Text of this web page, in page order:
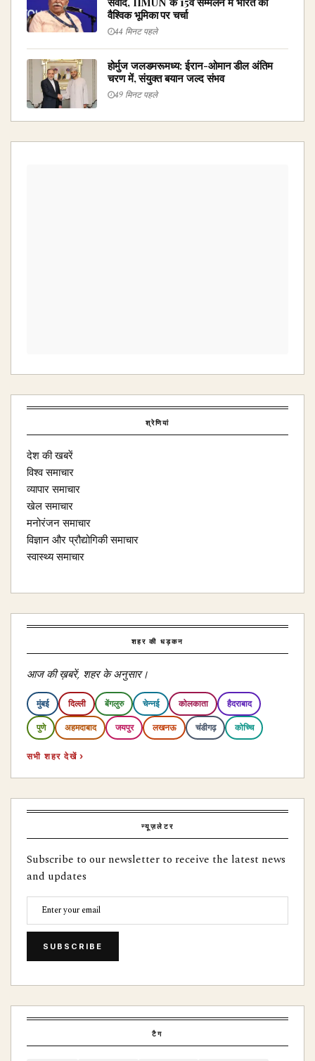
वैश्विक भूमिका पर चर्चा
44 मिनट पहले
होर्मुज जलडमरूमध्य: ईरान-ओमान डील अंतिम
चरण में, संयुक्त बयान जल्द संभव
49 मिनट पहले
श्रेणियां
देश की खबरें
विश्व समाचार
व्यापार समाचार
खेल समाचार
मनोरंजन समाचार
विज्ञान और प्रौद्योगिकी समाचार
स्वास्थ्य समाचार
शहर की धड़कन
आज की ख़बरें, शहर के अनुसार।
मुंबई दिल्ली बेंगलुरु चेन्नई कोलकाता हैदराबाद
पुणे अहमदाबाद जयपुर लखनऊ चंडीगढ़ कोच्चि
सभी शहर देखें ›
न्यूज़लेटर
Subscribe to our newsletter to receive the latest news
and updates
SUBSCRIBE
टैग